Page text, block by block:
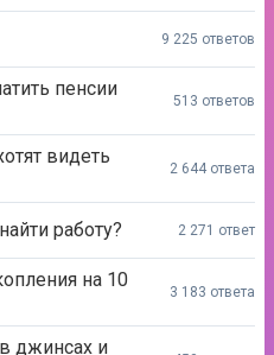
9 225 ответов
пенсии
513 ответов
видеть
2 644 ответа
работу? 2 271 ответ
на 10
3 183 ответа
джинсах и